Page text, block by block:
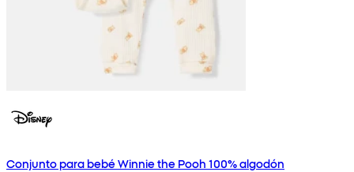
Conjunto para bebé Winnie the Pooh 100% algodón